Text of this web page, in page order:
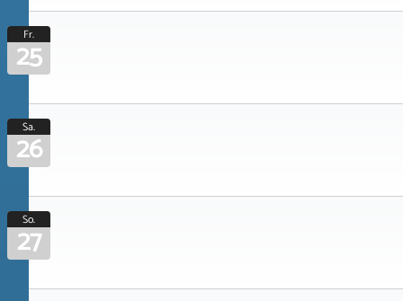
Fr.
25
Sa.
26
So.
27